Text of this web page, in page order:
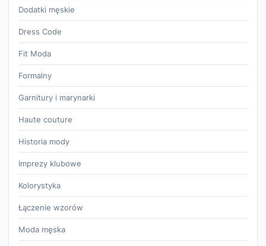
Dodatki męskie
Dress Code
Fit Moda
Formalny
Garnitury i marynarki
Haute couture
Historia mody
Imprezy klubowe
Kolorystyka
Łączenie wzorów
Moda męska